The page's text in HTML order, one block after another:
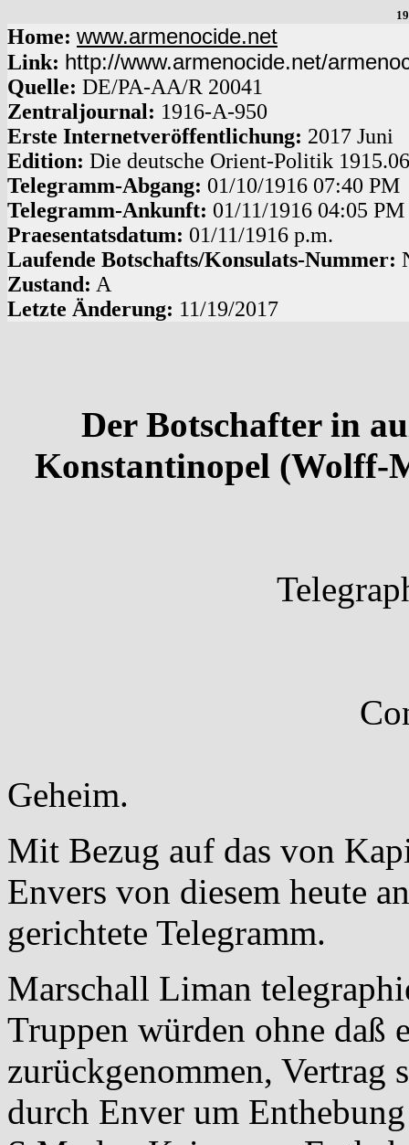
Home: www.armenocide.net
Link: http://www.armenocide.net/
Quelle: DE/PA-AA/R 20041
Zentraljournal: 1916-A-950
Erste Internetveröffentlichung: 2017 Juni
Edition: Die deutsche Orient-Politik
Telegramm-Abgang: 01/10/1916 07:40 PM
Telegramm-Ankunft: 01/11/1916 04:05 PM
Praesentatsdatum: 01/11/1916 p.m.
Laufende Botschafts/Konsulats-Nummer:
Zustand: A
Letzte Änderung: 11/19/2017
Der Botschafter in
Konstantinopel (Wolff-
Geheim.
Mit Bezug auf das von
Envers von diesem heute
gerichtete Telegramm.
Marschall Liman
Truppen würden ohne daß
zurückgenommen, Vertrag
durch Enver um